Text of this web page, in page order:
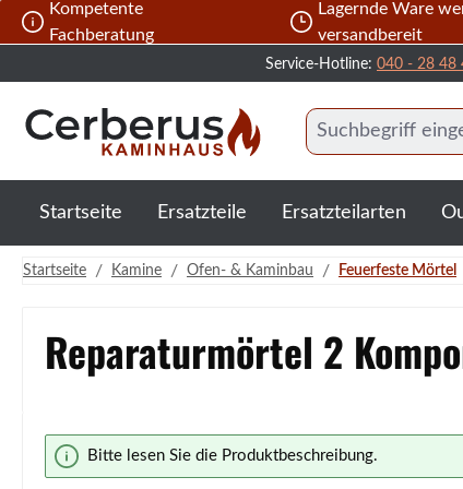
Hauptinhalt springen
Zur Suche springen
Zur Hauptnavigation springen
Kompetente
Fachberatung
Lagernde Ware
versandbereit
Service-Hotline: 040 - 28 48
Startseite Ersatzteile Ersatzteilarten
Startseite / Kamine / Ofen- & Kaminbau / Feuerfeste Mörtel
Reparaturmörtel 2
Bildergalerie überspringen
Bitte lesen Sie die Produktbeschreibung.